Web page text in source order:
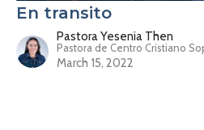
En transito
Pastora Yesenia Then
Pastora de Centro Cristiano
March 15, 2022